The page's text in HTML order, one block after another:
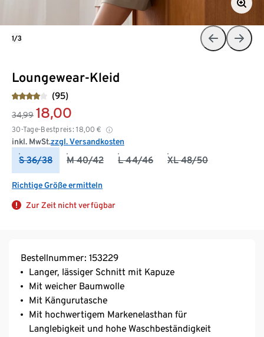
Loungewear-Kleid
(95)
34,99 18,00
30-Tage-Bestpreis: 18,00 €
inkl. MwSt.zzgl. Versandkosten
S 36/38 M 40/42 L 44/46 XL 48/50
Richtige Größe ermitteln
Zur Zeit nicht verfügbar
1/3
Bestellnummer: 153229
Langer, lässiger Schnitt mit Kapuze
Mit weicher Baumwolle
Mit Kängurutasche
Mit hochwertigem Markenelasthan für
Langlebigkeit und hohe Waschbeständigkeit